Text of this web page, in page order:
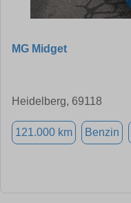
MG Midget
Heidelberg, 69118
121.000 km Benzin